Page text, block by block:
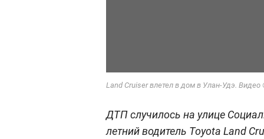
Land Cruiser влетел в дом в Улан-Удэ.
ДТП случилось на улице
летний водитель Toyota Land